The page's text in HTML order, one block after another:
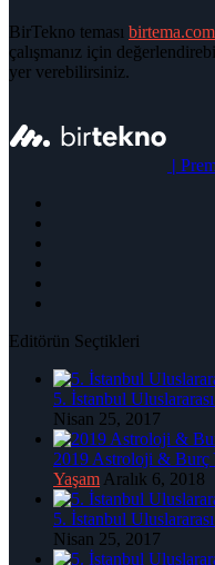
BirTekno teması birtema.com
çalışmanız için
yer verebilirsiniz.
|
Editörün Seçtikleri
5. İstanbul
Nisan 25, 2017
2019 Astroloji & Burç
Yaşam Aralık 6, 2018
5. İstanbul
Nisan 25, 2017